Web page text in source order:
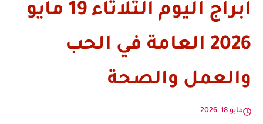
أبراج اليوم الثلاثاء 19 مايو
2026 العامة في الحب
والعمل والصحة
مايو 18, 2026